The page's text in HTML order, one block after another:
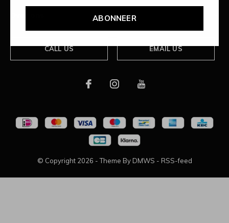
ABONNEER
CALL US EMAIL US
© Copyright 2026 - Theme By DMWS - RSS-feed